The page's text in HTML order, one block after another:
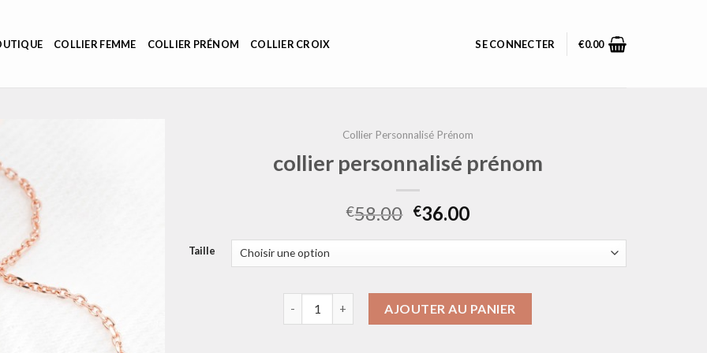
COLLIER FEMME COLLIER PRÉNOM COLLIER CROIX SE CONNECTER €0.00
Collier Personnalisé Prénom
collier personnalisé prénom
€58.00 €36.00
Taille
AJOUTER AU PANIER